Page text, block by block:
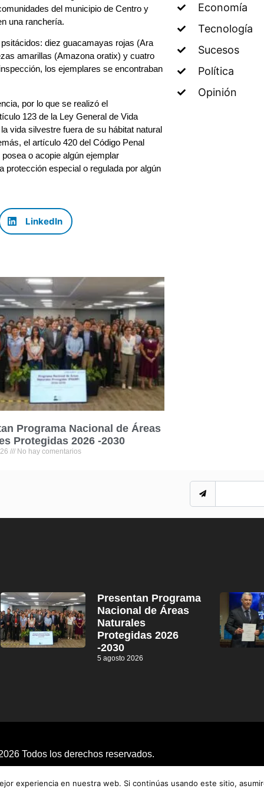
del municipio de Centro y
una ranchería.
diez guacamayas rojas (Ara
amarillas (Amazona oratix) y cuatro
los ejemplares se encontraban
por lo que se realizó el
123 de la Ley General de Vida
vida silvestre fuera de su hábitat natural
el artículo 420 del Código Penal
o acopie algún ejemplar
protección especial o regulada por algún
LinkedIn
Programa Nacional de Áreas
Protegidas 2026 -2030
No hay comentarios
Economía
Tecnología
Sucesos
Política
Opinión
Presentan Programa
Nacional de Áreas
Naturales
Protegidas 2026
-2030
5 agosto 2026
Todos los derechos reservados.
experiencia en nuestra web. Si continúas usando este sitio,